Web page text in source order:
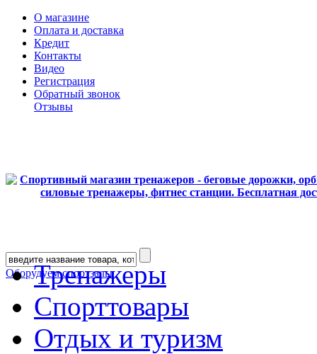
О магазине
Оплата и доставка
Кредит
Контакты
Видео
Регистрация
Обратный звонок
Отзывы
Оборудуем спортзалы
Тренажеры
Спорттовары
Отдых и туризм